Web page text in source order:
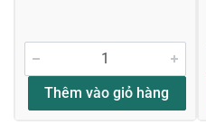
Thêm vào giỏ hàng